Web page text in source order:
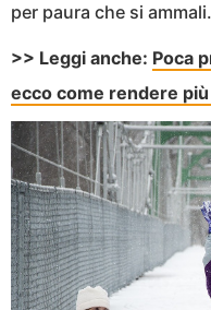
per paura che si ammali.
>> Leggi anche: Poca
ecco come rendere